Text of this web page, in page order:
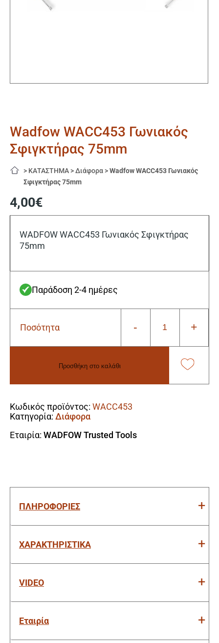
Wadfow WACC453 Γωνιακός
Σφιγκτήρας 75mm
> ΚΑΤΑΣΤΗΜΑ >Διάφορα >Wadfow WACC453 Γωνιακός
Σφιγκτήρας 75mm
4,00€
WADFOW WACC453 Γωνιακός Σφιγκτήρας
75mm
Παράδοση 2-4 ημέρες
Ποσότητα -
Wadfow
+
Προσθήκη στο καλάθι
Κωδικός προϊόντος: WACC453
Κατηγορία: Διάφορα
Εταιρία: WADFOW Trusted Tools
ΠΛΗΡΟΦΟΡΙΕΣ
ΧΑΡΑΚΤΗΡΙΣΤΙΚΑ
VIDEO
Εταιρία